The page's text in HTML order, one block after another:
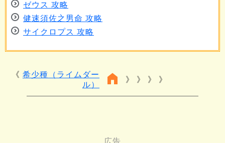
ゼウス 攻略
健速須佐之男命 攻略
サイクロプス 攻略
希少種（ライムダー
ル）
》 》 》